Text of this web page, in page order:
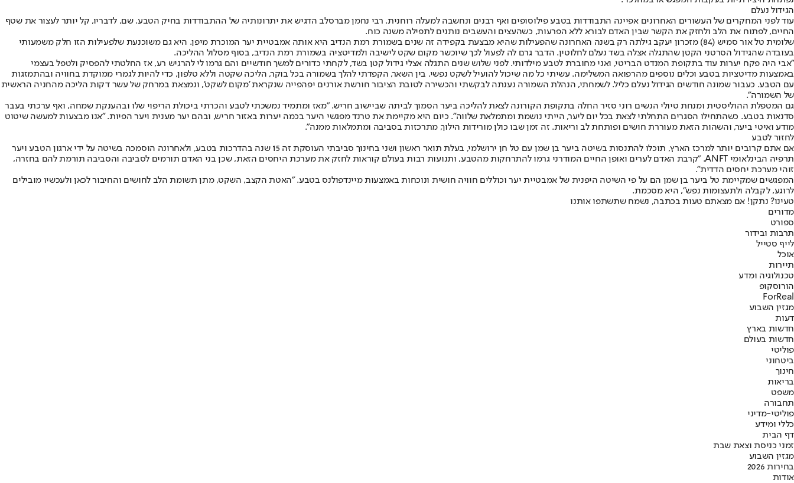
הגידול נעלם
עוד לפני המחקרים של העשורים האחרונים אפיינה התבודדות בטבע פילוסופים ואף רבנים ונחשבה למעלה רוחנית. רבי נחמן מברסלב הדגיש את יתרונותיה של ההתבודדות בחיק הטבע. שם, לדבריו, קל יותר לעצור את שטף
החיים, לפתוח את הלב ולחזק את הקשר שבין האדם לבורא ללא הפרעות, כשהעצים והעשבים נותנים לתפילה משנה כוח.
שלומית טל אור סמיש (84) מזכרון יעקב גילתה רק בשנה האחרונה שהפעילות שהיא מבצעת בקפידה זה שנים בשמורת רמת הנדיב היא אותה אמבטיית יער המוכרת מיפן. היא גם משוכנעת שלפעילות הזו חלק משמעותי
בעובדה שהגידול הסרטני הקטן שהתגלה אצלה בשד נעלם לחלוטין. הדבר גרם לה לפעול לכך שיוכשר מקום שקט לישיבה ולמדיטציה בשמורת רמת הנדיב, בסוף מסלול ההליכה.
"אבי היה פקח יערות עוד בתקופת המנדט הבריטי, ואני מחוברת לטבע מילדותי. לפני שלוש שנים התגלה אצלי גידול קטן בשד, לקחתי כדורים למשך חודשיים והם גרמו לי להרגיש רע, אז החלטתי להפסיק ולטפל בעצמי
באמצעות מדיטציות בטבע וכלים נוספים מהרפואה המשלימה. עשיתי כל מה שיכול להועיל לשקט נפשי. בין השאר, הקפדתי להלך בשמורה בכל בוקר, הליכה שקטה וללא טלפון, כדי להיות לגמרי ממוקדת בחוויה ובהתמזגות
עם הטבע. כעבור שמונה חודשים הגידול נעלם כליל. לשמחתי, הנהלת השמורה נענתה לבקשתי והכשירה לטובת הציבור חורשת אורנים יפהפייה שנקראת 'מקום לשקט', ונמצאת במרחק של עשר דקות הליכה מהחניה הראשית
של השמורה".
גם המטפלת ההוליסטית ומנחת טיולי הנשים רוני סזיר החלה בתקופת הקורונה לצאת להליכה ביער הסמוך לביתה שביישוב חריש. "מאז ומתמיד נמשכתי לטבע והכרתי ביכולת הריפוי שלו ובהענקת שמחה, ואף ערכתי בעבר
סדנאות בטבע. כשהתחילו הסגרים התחלתי לצאת בכל יום ליער, הייתי נושמת ומתמלאת שלווה". כיום היא מקיימת את טרנד מפגשי היער בכמה יערות באזור חריש, ובהם יער מענית ויער הפיות. "אנו מבצעות למעשה שיטוט
מודע ואיטי ביער, והשהות הזאת מעוררת חושים ופותחת לב וריאות. זה זמן שבו כולן מורידות הילוך, מתרכזות בסביבה ומתמלאות ממנה".
לחזור לטבע
אם אתם קרובים יותר למרכז הארץ, תוכלו להתנסות בשיטה ביער בן שמן עם טל חן ירושלמי, בעלת תואר ראשון ושני בחינוך סביבתי העוסקת זה 15 שנה בהדרכות בטבע, ולאחרונה הוסמכה בשיטה על ידי ארגון הטבע ויער
תרפיה הבינלאומי ANFT. "קרבת האדם לערים ואופן החיים המודרני גרמו להתרחקות מהטבע, ותנועות רבות בעולם קוראות לחזק את מערכת היחסים הזאת, שכן בני האדם תורמים לסביבה והסביבה תורמת להם בחזרה,
זוהי מערכת יחסים הדדית".
המפגשים שמקיימת טל ביער בן שמן הם על פי השיטה היפנית של אמבטיית יער וכוללים חוויה חושית ונוכחות באמצעות מיינדפולנס בטבע. "האטת הקצב, השקט, מתן תשומת הלב לחושים והחיבור לכאן ולעכשיו מובילים
לרוגע, לקבלה ולתעצומות נפש", היא מסכמת.
טעינו? נתקן! אם מצאתם טעות בכתבה, נשמח שתשתפו אותנו
מדורים
ספורט
תרבות ובידור
לייף סטייל
אוכל
תיירות
טכנולוגיה ומדע
הורוסקופ
ForReal
מגזין השבוע
דעות
חדשות בארץ
חדשות בעולם
פוליטי
ביטחוני
חינוך
בריאות
משפט
תחבורה
פוליטי-מדיני
כללי ומידע
דף הבית
זמני כניסת וצאת שבת
מגזין השבוע
בחירות 2026
אודות